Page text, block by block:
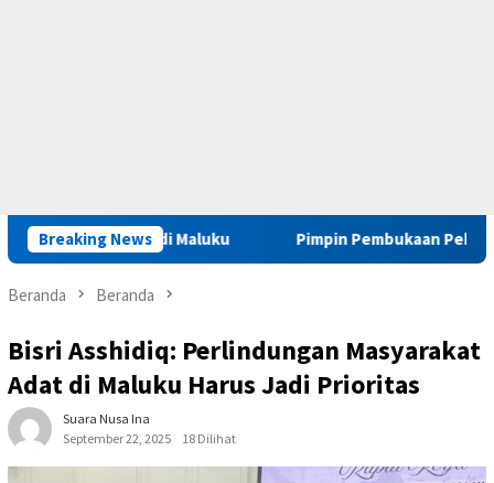
Breaking News
Binaan di Maluku Pimpin Pembukaan Pekan Olahraga
Beranda Beranda
Bisri Asshidiq: Perlindungan Masyarakat
Adat di Maluku Harus Jadi Prioritas
Suara Nusa Ina
September 22, 2025
18 Dilihat